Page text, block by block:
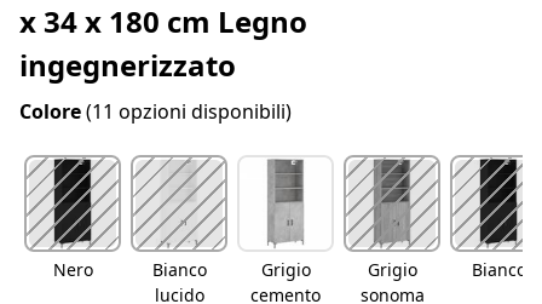
x 34 x 180 cm Legno
ingegnerizzato
Colore(11 opzioni disponibili)
Nero
Bianco
lucido
Grigio
cemento
Grigio
sonoma
Bianco